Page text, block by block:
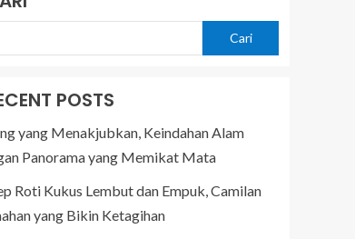
Cari
POSTS
yang Menakjubkan, Keindahan Alam
Panorama yang Memikat Mata
Roti Kukus Lembut dan Empuk, Camilan
yang Bikin Ketagihan